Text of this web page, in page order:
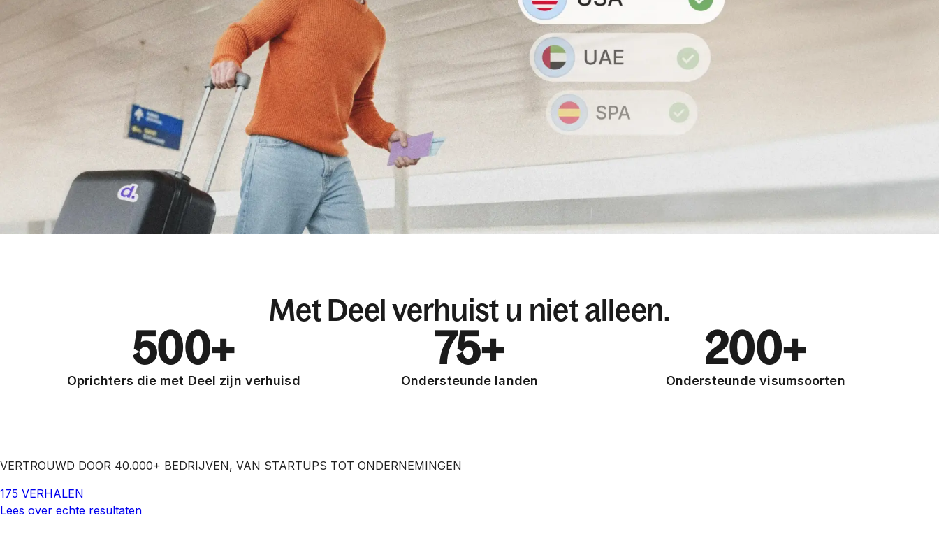
Met Deel verhuist u niet alleen.
500+
Oprichters die met Deel zijn verhuisd
75+
Ondersteunde landen
200+
Ondersteunde visumsoorten
VERTROUWD DOOR 40.000+ BEDRIJVEN, VAN STARTUPS TOT ONDERNEMINGEN
175 VERHALEN
Lees over echte resultaten